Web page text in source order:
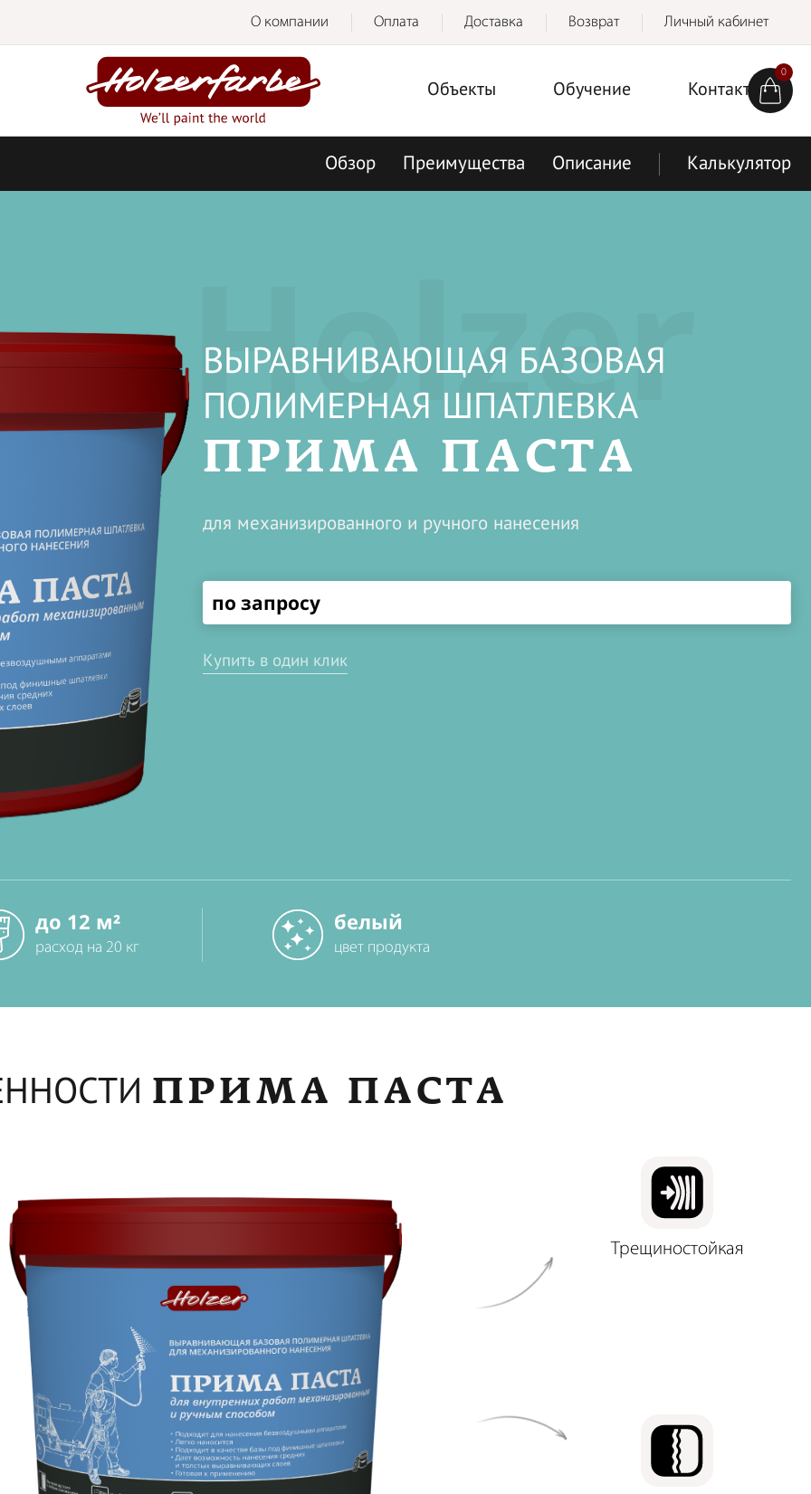
О компании Оплата Доставка Возврат Личный кабинет
Объекты Обучение Контакты
Обзор Преимущества Описание Калькулятор
Holzer
ВЫРАВНИВАЮЩАЯ БАЗОВАЯ
ПОЛИМЕРНАЯ ШПАТЛЕВКА
ПРИМА ПАСТА
для механизированного и ручного нанесения
по запросу
Купить в один клик
до 12 м²
расход на 20 кг
белый
цвет продукта
ПРИМА ПАСТА
Трещиностойкая
0